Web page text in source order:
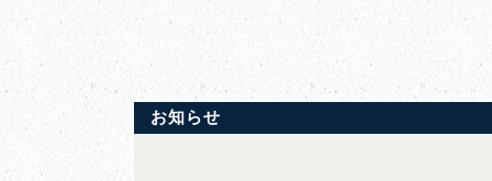
お知らせ